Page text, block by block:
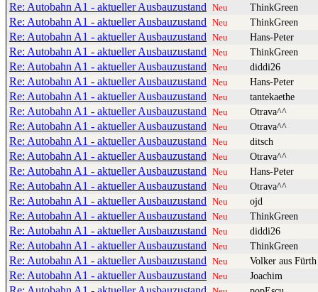
Re: Autobahn A1 - aktueller Ausbauzustand Neu ThinkGreen
Re: Autobahn A1 - aktueller Ausbauzustand Neu ThinkGreen
Re: Autobahn A1 - aktueller Ausbauzustand Neu Hans-Peter
Re: Autobahn A1 - aktueller Ausbauzustand Neu ThinkGreen
Re: Autobahn A1 - aktueller Ausbauzustand Neu diddi26
Re: Autobahn A1 - aktueller Ausbauzustand Neu Hans-Peter
Re: Autobahn A1 - aktueller Ausbauzustand Neu tantekaethe
Re: Autobahn A1 - aktueller Ausbauzustand Neu Otrava^^
Re: Autobahn A1 - aktueller Ausbauzustand Neu Otrava^^
Re: Autobahn A1 - aktueller Ausbauzustand Neu ditsch
Re: Autobahn A1 - aktueller Ausbauzustand Neu Otrava^^
Re: Autobahn A1 - aktueller Ausbauzustand Neu Hans-Peter
Re: Autobahn A1 - aktueller Ausbauzustand Neu Otrava^^
Re: Autobahn A1 - aktueller Ausbauzustand Neu ojd
Re: Autobahn A1 - aktueller Ausbauzustand Neu ThinkGreen
Re: Autobahn A1 - aktueller Ausbauzustand Neu diddi26
Re: Autobahn A1 - aktueller Ausbauzustand Neu ThinkGreen
Re: Autobahn A1 - aktueller Ausbauzustand Neu Volker aus Fürth
Re: Autobahn A1 - aktueller Ausbauzustand Neu Joachim